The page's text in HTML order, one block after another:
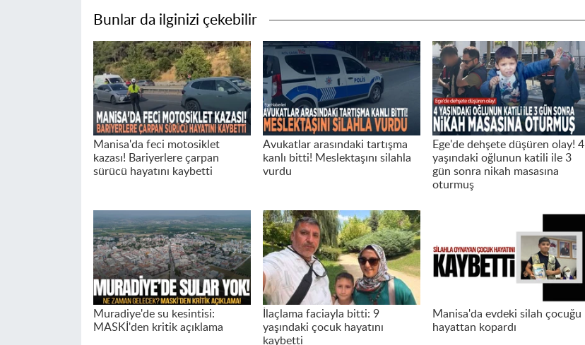
Bunlar da ilginizi çekebilir
Manisa'da feci motosiklet
kazası! Bariyerlere çarpan
sürücü hayatını kaybetti
Avukatlar arasındaki tartışma
kanlı bitti! Meslektaşını silahla
vurdu
Ege'de dehşete düşüren olay! 4
yaşındaki oğlunun katili ile 3
gün sonra nikah masasına
oturmuş
Muradiye'de su kesintisi:
MASKİ'den kritik açıklama
İlaçlama faciayla bitti: 9
yaşındaki çocuk hayatını
kaybetti
Manisa'da evdeki silah çocuğu
hayattan kopardı